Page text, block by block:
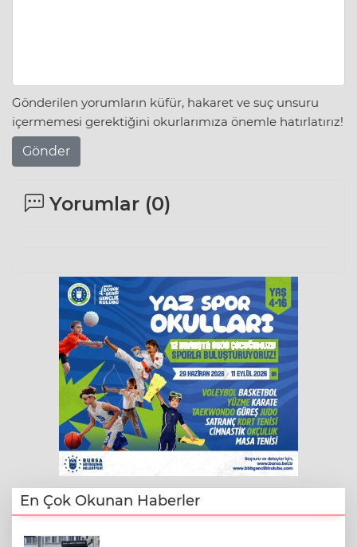
Gönderilen yorumların küfür, hakaret ve suç unsuru
içermemesi gerektiğini okurlarımıza önemle hatırlatırız!
Gönder
Yorumlar (0)
En Çok Okunan Haberler